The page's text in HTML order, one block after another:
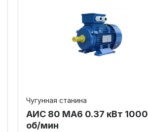
Чугунная станина
АИС 80 МА6 0.37 кВт 1000
об/мин